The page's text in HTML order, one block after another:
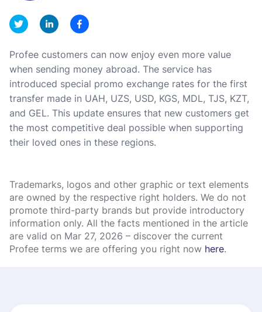
Profee customers can now enjoy even more value
when sending money abroad. The service has
introduced special promo exchange rates for the first
transfer made in UAH, UZS, USD, KGS, MDL, TJS, KZT,
and GEL. This update ensures that new customers get
the most competitive deal possible when supporting
their loved ones in these regions.
Trademarks, logos and other graphic or text elements
are owned by the respective right holders. We do not
promote third-party brands but provide introductory
information only. All the facts mentioned in the article
are valid on Mar 27, 2026 – discover the current
Profee terms we are offering you right now here.